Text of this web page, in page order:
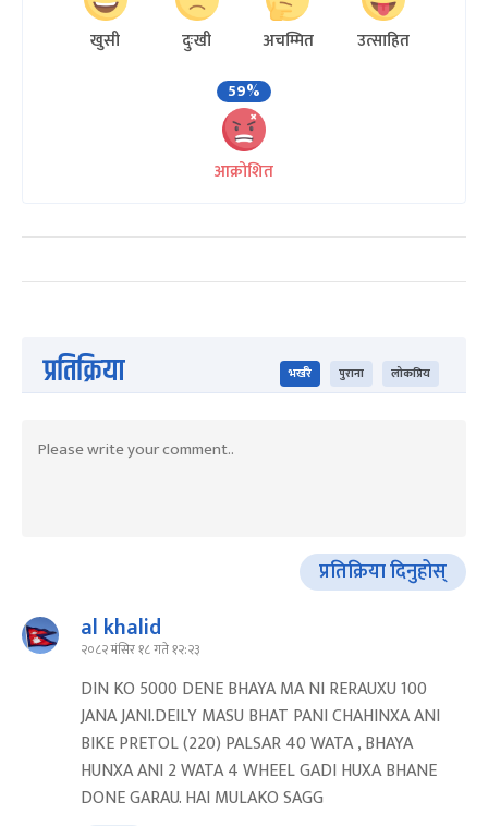
खुसी दुःखी अचम्मित
उत्साहित
59%
आक्रोशित
प्रतिक्रिया भर्खरै पुराना लोकप्रिय
प्रतिक्रिया दिनुहोस्
al khalid
२०८२ मंसिर १८ गते १२:२३
DIN KO 5000 DENE BHAYA MA NI RERAUXU 100
JANA JANI.DEILY MASU BHAT PANI CHAHINXA ANI
BIKE PRETOL (220) PALSAR 40 WATA , BHAYA
HUNXA ANI 2 WATA 4 WHEEL GADI HUXA BHANE
DONE GARAU. HAI MULAKO SAGG